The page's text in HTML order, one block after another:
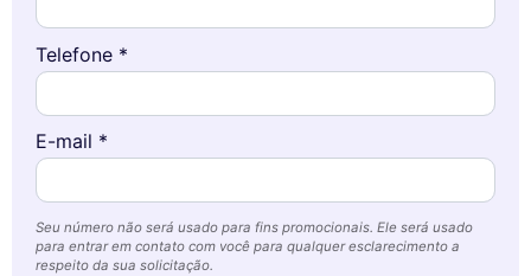
Telefone *
E-mail *
Seu número não será usado para fins promocionais. Ele será usado
para entrar em contato com você para qualquer esclarecimento a
respeito da sua solicitação.